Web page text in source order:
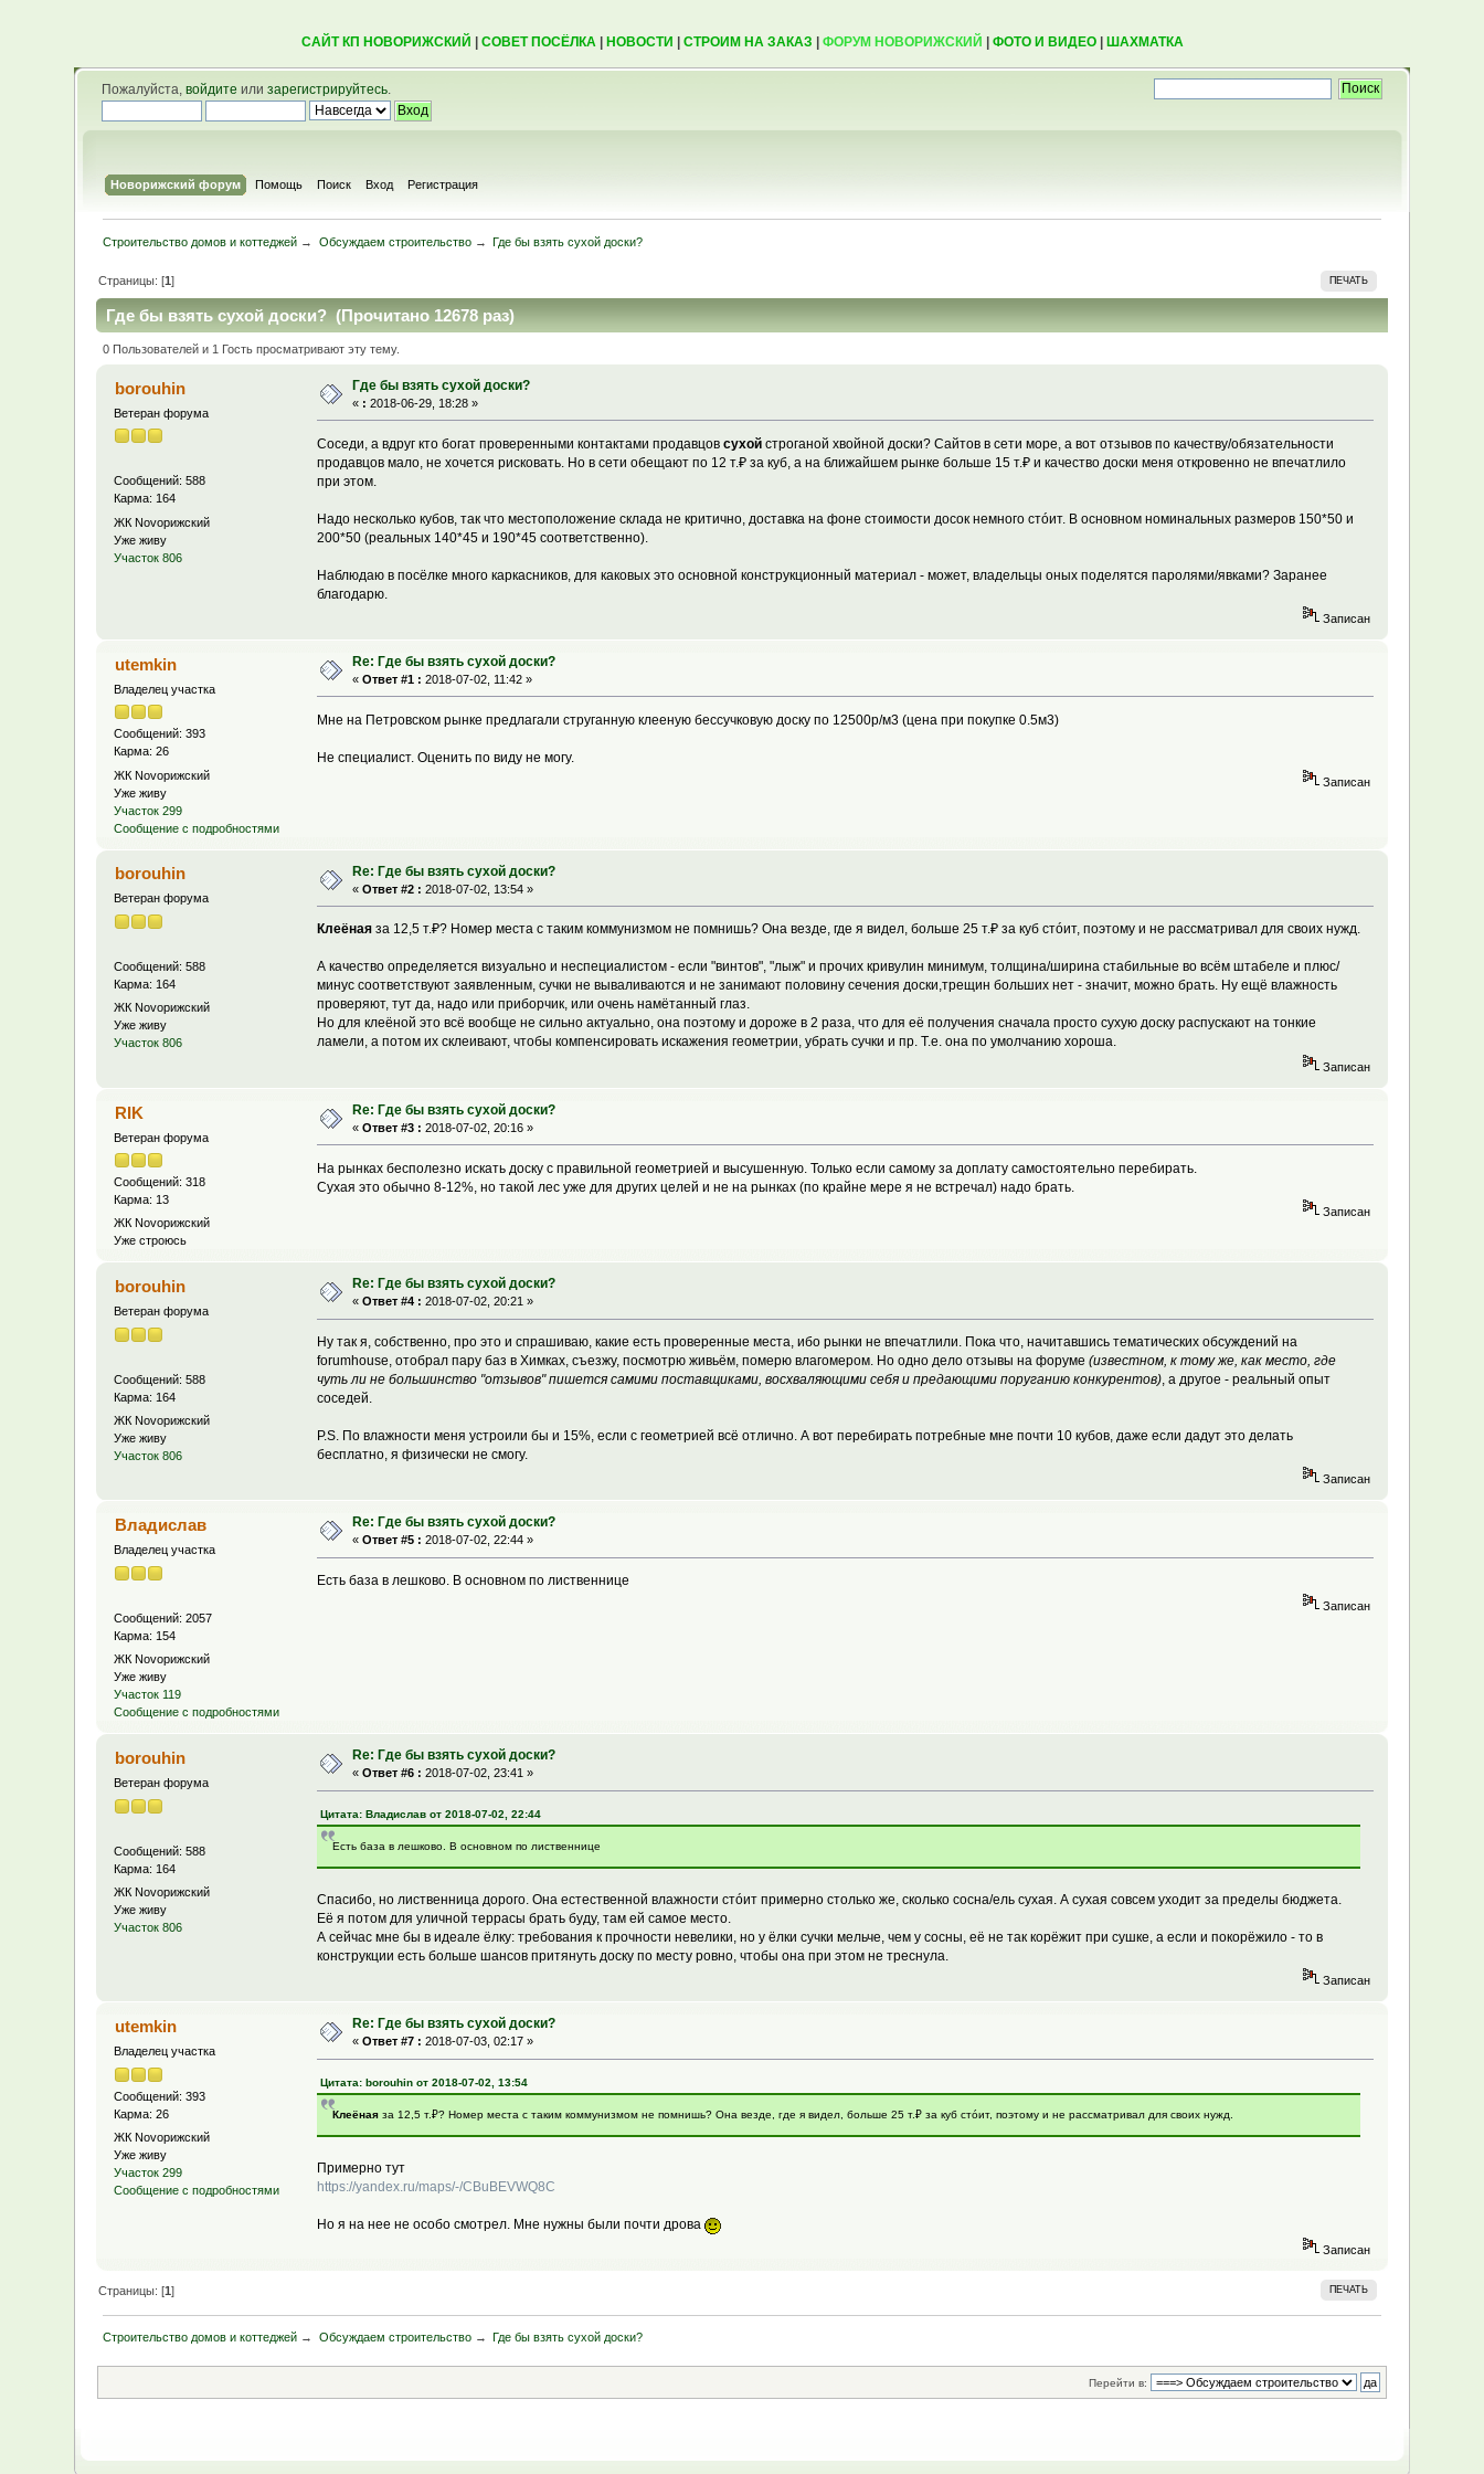
САЙТ КП НОВОРИЖСКИЙ СОВЕТ ПОСЁЛКА| НОВОСТИ СТРОИМ НА ЗАКАЗ ФОРУМ НОВОРИЖСКИЙ ФОТО И ВИДЕО| ШАХМАТКА
Пожалуйста,войдите илизарегистрируйтесь.
Новорижский форум Помощь Поиск Вход Регистрация
Строительство домов и коттеджей → Обсуждаем строительство→ Где бы взять сухой доски?
ПЕЧАТЬ
Страницы: [1]
Где бы взять сухой доски? (Прочитано 12678 раз)
0 Пользователей и 1 Гость просматривают эту тему.
borouhin
Ветеран форума
Сообщений: 588
Карма: 164
ЖК Novoрижский
Уже живу
Участок 806
Где бы взять сухой доски?
« : 2018-06-29, 18:28 »
Соседи, а вдруг кто богат проверенными контактами продавцов сухойстроганой хвойной доски? Сайтов в сети море, а вот отзывов по качеству/обязательности
продавцов мало, не хочется рисковать. Но в сети обещают по 12 т.₽ за куб, а на ближайшем рынке больше 15 т.₽ и качество доски меня откровенно не впечатлило
при этом.
Надо несколько кубов, так что местоположение склада не критично, доставка на фоне стоимости досок немного стóит. В основном номинальных размеров 150*50 и
200*50 (реальных 140*45 и 190*45 соответственно).
Наблюдаю в посёлке много каркасников, для каковых это основной конструкционный материал - может, владельцы оных поделятся паролями/явками? Заранее
благодарю.
Записан
utemkin
Владелец участка
Сообщений: 393
Карма: 26
ЖК Novoрижский
Уже живу
Участок 299
Сообщение с подробностями
Re: Где бы взять сухой доски?
«Ответ #1 : 2018-07-02, 11:42 »
Мне на Петровском рынке предлагали струганную клееную бессучковую доску по 12500р/м3 (цена при покупке 0.5м3)
Не специалист. Оценить по виду не могу.
Записан
borouhin
Ветеран форума
Сообщений: 588
Карма: 164
ЖК Novoрижский
Уже живу
Участок 806
Re: Где бы взять сухой доски?
«Ответ #2 : 2018-07-02, 13:54 »
Клеёнаяза 12,5 т.₽? Номер места с таким коммунизмом не помнишь? Она везде, где я видел, больше 25 т.₽ за куб стóит, поэтому и не рассматривал для своих нужд.
А качество определяется визуально и неспециалистом - если "винтов", "лыж" и прочих кривулин минимум, толщина/ширина стабильные во всём штабеле и плюс/
минус соответствуют заявленным, сучки не вываливаются и не занимают половину сечения доски,трещин больших нет - значит, можно брать. Ну ещё влажность
проверяют, тут да, надо или приборчик, или очень намётанный глаз.
Но для клеёной это всё вообще не сильно актуально, она поэтому и дороже в 2 раза, что для её получения сначала просто сухую доску распускают на тонкие
ламели, а потом их склеивают, чтобы компенсировать искажения геометрии, убрать сучки и пр. Т.е. она по умолчанию хороша.
Записан
RIK
Ветеран форума
Сообщений: 318
Карма: 13
ЖК Novoрижский
Уже строюсь
Re: Где бы взять сухой доски?
«Ответ #3 : 2018-07-02, 20:16 »
На рынках бесполезно искать доску с правильной геометрией и высушенную. Только если самому за доплату самостоятельно перебирать.
Сухая это обычно 8-12%, но такой лес уже для других целей и не на рынках (по крайне мере я не встречал) надо брать.
Записан
borouhin
Ветеран форума
Сообщений: 588
Карма: 164
ЖК Novoрижский
Уже живу
Участок 806
Re: Где бы взять сухой доски?
«Ответ #4 : 2018-07-02, 20:21 »
Ну так я, собственно, про это и спрашиваю, какие есть проверенные места, ибо рынки не впечатлили. Пока что, начитавшись тематических обсуждений на
forumhouse, отобрал пару баз в Химках, съезжу, посмотрю живьём, померю влагомером. Но одно дело отзывы на форуме (известном, к тому же, как место, где
чуть ли не большинство "отзывов" пишется самими поставщиками, восхваляющими себя и предающими поруганию конкурентов), а другое - реальный опыт
соседей.
P.S. По влажности меня устроили бы и 15%, если с геометрией всё отлично. А вот перебирать потребные мне почти 10 кубов, даже если дадут это делать
бесплатно, я физически не смогу.
Записан
Владислав
Владелец участка
Сообщений: 2057
Карма: 154
ЖК Novoрижский
Уже живу
Участок 119
Сообщение с подробностями
Re: Где бы взять сухой доски?
«Ответ #5 : 2018-07-02, 22:44 »
Есть база в лешково. В основном по лиственнице
Записан
borouhin
Ветеран форума
Сообщений: 588
Карма: 164
ЖК Novoрижский
Уже живу
Участок 806
Re: Где бы взять сухой доски?
«Ответ #6 : 2018-07-02, 23:41 »
Цитата: Владислав от 2018-07-02, 22:44
Есть база в лешково. В основном по лиственнице
Спасибо, но лиственница дорого. Она естественной влажности стóит примерно столько же, сколько сосна/ель сухая. А сухая совсем уходит за пределы бюджета.
Её я потом для уличной террасы брать буду, там ей самое место.
А сейчас мне бы в идеале ёлку: требования к прочности невелики, но у ёлки сучки мельче, чем у сосны, её не так корёжит при сушке, а если и покорёжило - то в
конструкции есть больше шансов притянуть доску по месту ровно, чтобы она при этом не треснула.
Записан
utemkin
Владелец участка
Сообщений: 393
Карма: 26
ЖК Novoрижский
Уже живу
Участок 299
Сообщение с подробностями
Re: Где бы взять сухой доски?
«Ответ #7 : 2018-07-03, 02:17 »
Цитата: borouhin от 2018-07-02, 13:54
Клеёнаяза 12,5 т.₽? Номер места с таким коммунизмом не помнишь? Она везде, где я видел, больше 25 т.₽ за куб стóит, поэтому и не рассматривал для своих нужд.
Примерно тут
https://yandex.ru/maps/-/CBuBEVWQ8C
Но я на нее не особо смотрел. Мне нужны были почти дрова
Записан
ПЕЧАТЬ
Страницы: [1]
Строительство домов и коттеджей → Обсуждаем строительство→ Где бы взять сухой доски?
Перейти в: